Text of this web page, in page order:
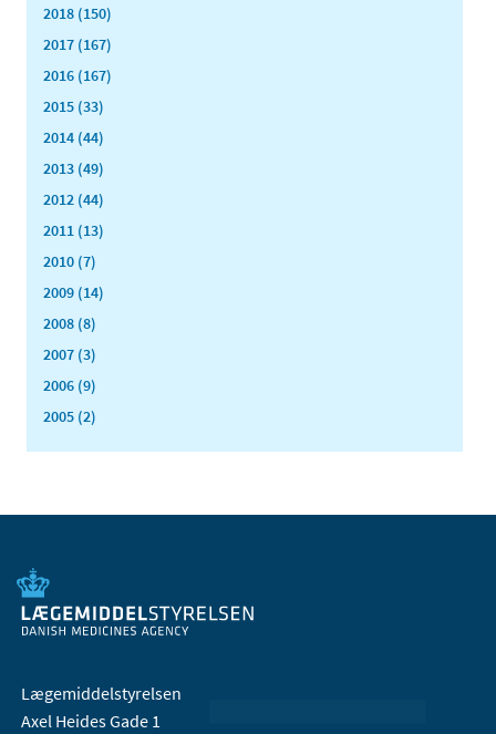
2018 (150)
2017 (167)
2016 (167)
2015 (33)
2014 (44)
2013 (49)
2012 (44)
2011 (13)
2010 (7)
2009 (14)
2008 (8)
2007 (3)
2006 (9)
2005 (2)
Lægemiddelstyrelsen
Axel Heides Gade 1